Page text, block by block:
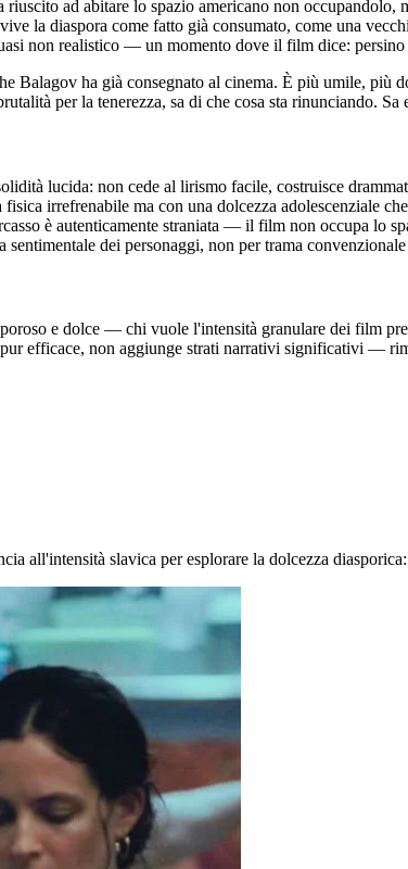
ad abitare lo spazio americano non
la diaspora come fatto già consumato, come una
non realistico — un momento dove il film dice:
Balagov ha già consegnato al cinema. È più umile,
per la tenerezza, sa di che cosa sta rinunciando.
lucida: non cede al lirismo facile, costruisce
irrefrenabile ma con una dolcezza adolescenziale
è autenticamente straniata — il film non occupa lo
dei personaggi, non per trama
e dolce — chi vuole l'intensità granulare dei film
efficace, non aggiunge strati narrativi significativi —
all'intensità slavica per esplorare la dolcezza